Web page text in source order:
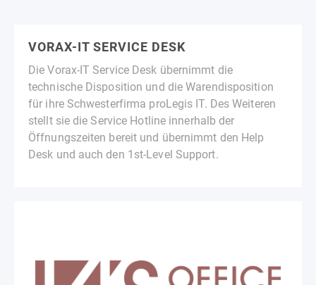
VORAX-IT SERVICE DESK
Die Vorax-IT Service Desk übernimmt die
technische Disposition und die Warendisposition
für ihre Schwesterfirma proLegis IT. Des Weiteren
stellt sie die Service Hotline innerhalb der
Öffnungszeiten bereit und übernimmt den Help
Desk und auch den 1st-Level Support.